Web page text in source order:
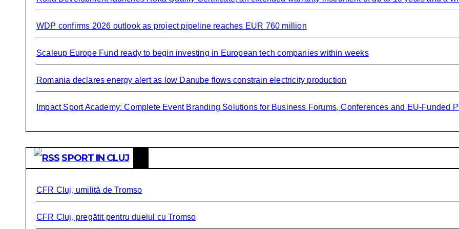
WDP confirms 2026 outlook as project pipeline reaches EUR 760 million
Scaleup Europe Fund ready to begin investing in European tech companies within weeks
Romania declares energy alert as low Danube flows constrain electricity production
Impact Sport Academy: Complete Event Branding Solutions for Business Forums, Conferences and EU-Funded
SPORT IN CLUJ
CFR Cluj, umilită de Tromso
CFR Cluj, pregătit pentru duelul cu Tromso